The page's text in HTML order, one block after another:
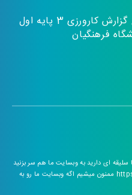
سه نمونه فرم ج گزارش کارورزی 3 پایه اول
فرهنگیان
سلیقه ای دارید به وبسایت ما هم سر بزنید
https:binazirnews.com ممنون میشیم اگه وبسایت ما رو به